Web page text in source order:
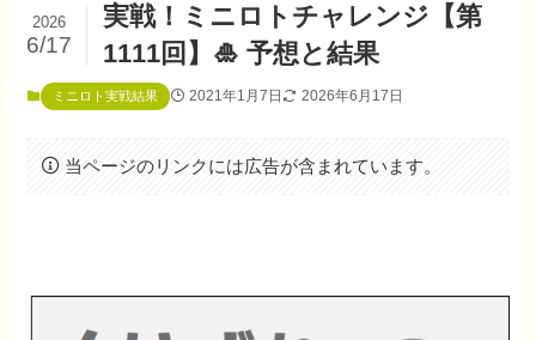
実戦！ミニロトチャレンジ【第
1111回】🎍 予想と結果
2026
6/17
ミニロト実戦結果 2021年1月7日 2026年6月17日
当ページのリンクには広告が含まれています。